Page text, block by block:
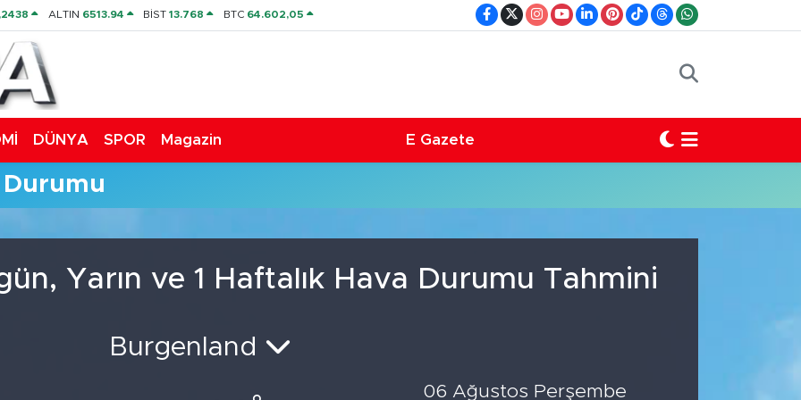
ALTIN 6513.94 BİST13.768 BTC 64.602,05
DÜNYA SPOR Magazin E Gazete
Yarın ve 1 Haftalık Hava Durumu Tahmini
Burgenland
06 Ağustos Perşembe